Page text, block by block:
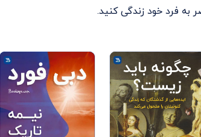
به فرد خود زندگی کنید.